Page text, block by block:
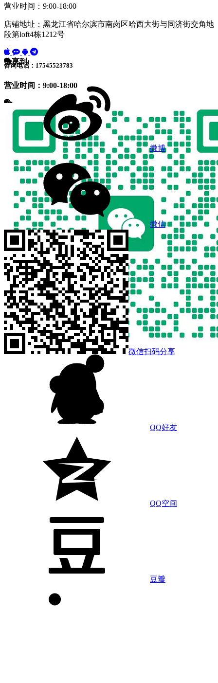
营业时间：9:00-18:00
店铺地址：黑龙江省哈尔滨市南岗区哈西大街与同济街交角地
段第loft4栋1212号
咨询电话：17545523783
营业时间：9:00-18:00
分享到:
微博
微信
微信扫码分享
QQ好友
QQ空间
豆瓣